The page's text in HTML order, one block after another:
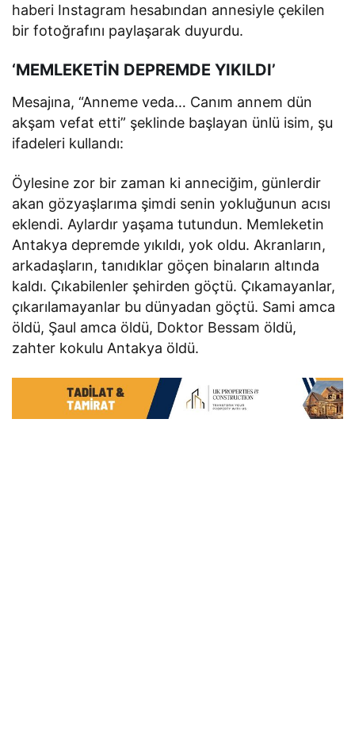
haberi Instagram hesabından annesiyle çekilen
bir fotoğrafını paylaşarak duyurdu.
‘MEMLEKETİN DEPREMDE YIKILDI’
Mesajına, “Anneme veda… Canım annem dün
akşam vefat etti” şeklinde başlayan ünlü isim, şu
ifadeleri kullandı:
Öylesine zor bir zaman ki anneciğim, günlerdir
akan gözyaşlarıma şimdi senin yokluğunun acısı
eklendi. Aylardır yaşama tutundun. Memleketin
Antakya depremde yıkıldı, yok oldu. Akranların,
arkadaşların, tanıdıklar göçen binaların altında
kaldı. Çıkabilenler şehirden göçtü. Çıkamayanlar,
çıkarılamayanlar bu dünyadan göçtü. Sami amca
öldü, Şaul amca öldü, Doktor Bessam öldü,
zahter kokulu Antakya öldü.